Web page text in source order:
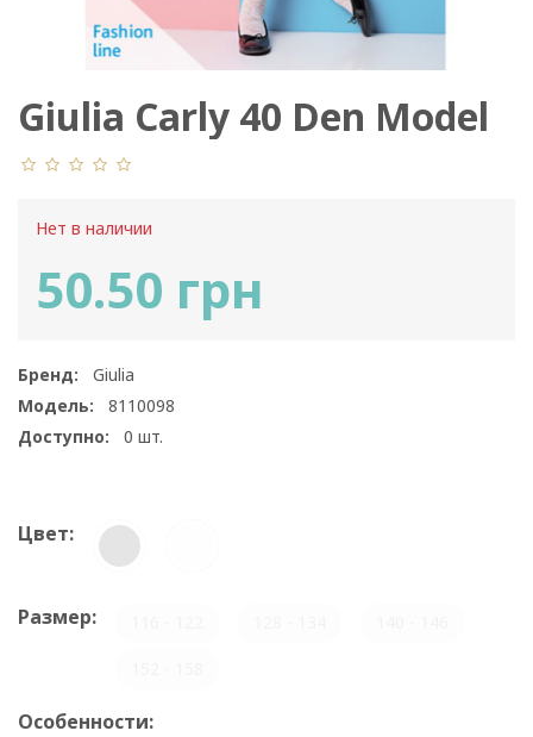
Giulia Carly 40 Den Model
2
Нет в наличии
50.50 грн
Бренд:
Giulia
Модель:
8110098
Доступно:
0 шт.
Цвет:
Размер:
Особенности: